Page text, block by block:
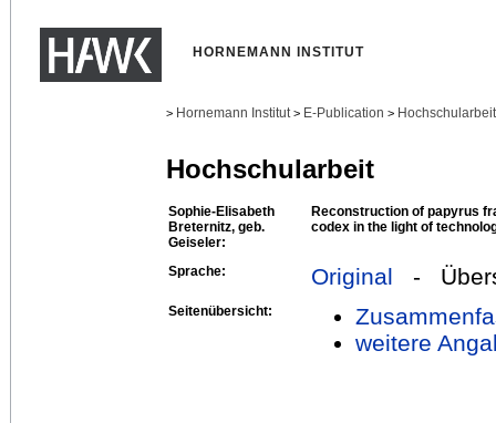
HORNEMANN INSTITUT
> Hornemann Institut > E-Publication >
Hochschularbeit
Sophie-Elisabeth
Breternitz, geb.
Geiseler:
Reconstruction of papyrus
codex in the light of
Sprache: Original -
Seitenübersicht:
weitere